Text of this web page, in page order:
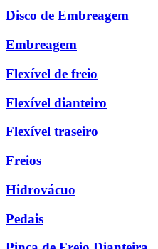
Disco de Embreagem
Embreagem
Flexível de freio
Flexível dianteiro
Flexível traseiro
Freios
Hidrovácuo
Pedais